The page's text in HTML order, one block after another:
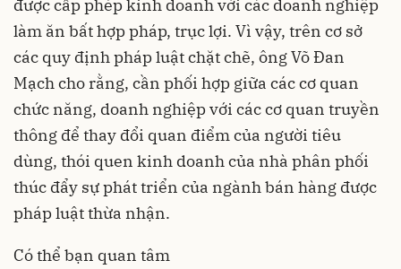
được cấp phép kinh doanh với các doanh nghiệp
làm ăn bất hợp pháp, trục lợi. Vì vậy, trên cơ sở
các quy định pháp luật chặt chẽ, ông Võ Đan
Mạch cho rằng, cần phối hợp giữa các cơ quan
chức năng, doanh nghiệp với các cơ quan truyền
thông để thay đổi quan điểm của người tiêu
dùng, thói quen kinh doanh của nhà phân phối
thúc đẩy sự phát triển của ngành bán hàng được
pháp luật thừa nhận.
Có thể bạn quan tâm